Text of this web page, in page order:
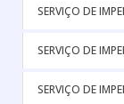
SERVIÇO DE
SERVIÇO DE
SERVIÇO DE